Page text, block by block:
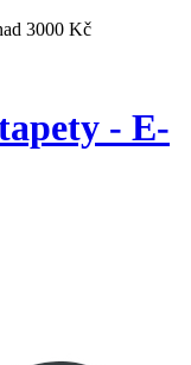
3000 Kč
- E-